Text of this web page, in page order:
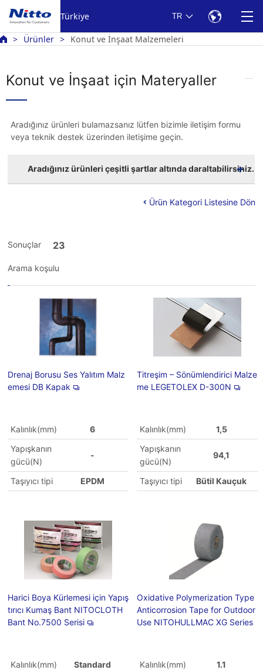
Türkiye TR
Ürünler Konut ve İnşaat Malzemeleri
Konut ve İnşaat için Materyaller
Aradığınız ürünleri bulamazsanız lütfen bizimle iletişim formu
veya teknik destek üzerinden iletişime geçin.
Aradığınız ürünleri çeşitli şartlar altında daraltabilirsiniz.
Ürün Kategori Listesine Dön
Sonuçlar 23
Arama koşulu
Drenaj Borusu Ses Yalıtım Malz
emesi DB Kapak
Kalınlık(mm)
6
Yapışkanın
gücü(N)
-
Taşıyıcı tipi EPDM
Titreşim – Sönümlendirici Malze
me LEGETOLEX D-300N
Kalınlık(mm)
1,5
Yapışkanın
gücü(N)
94,1
Taşıyıcı tipi Bütil Kauçuk
Harici Boya Kürlemesi için Yapış
tırıcı Kumaş Bant NITOCLOTH
Bant No.7500 Serisi
Kalınlık(mm)
Standard
Oxidative Polymerization Type
Anticorrosion Tape for Outdoor
Use NITOHULLMAC XG Series
Kalınlık(mm)
1.1